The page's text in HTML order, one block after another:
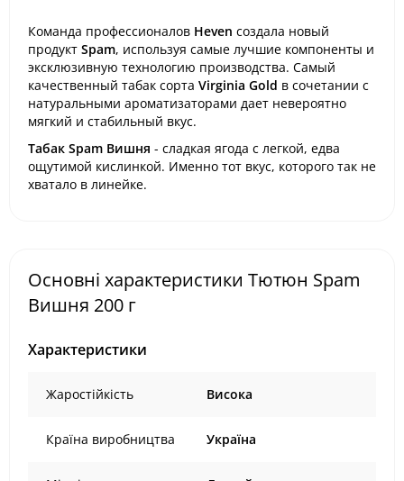
Команда профессионалов Heven создала новый
продукт Spam, используя самые лучшие компоненты и
эксклюзивную технологию производства. Самый
качественный табак сорта Virginia Gold в сочетании с
натуральными ароматизаторами дает невероятно
мягкий и стабильный вкус.
Табак Spam Вишня - сладкая ягода с легкой, едва
ощутимой кислинкой. Именно тот вкус, которого так не
хватало в линейке.
Основні характеристики Тютюн Spam
Вишня 200 г
Характеристики
Жаростійкість Висока
Країна виробництва Україна